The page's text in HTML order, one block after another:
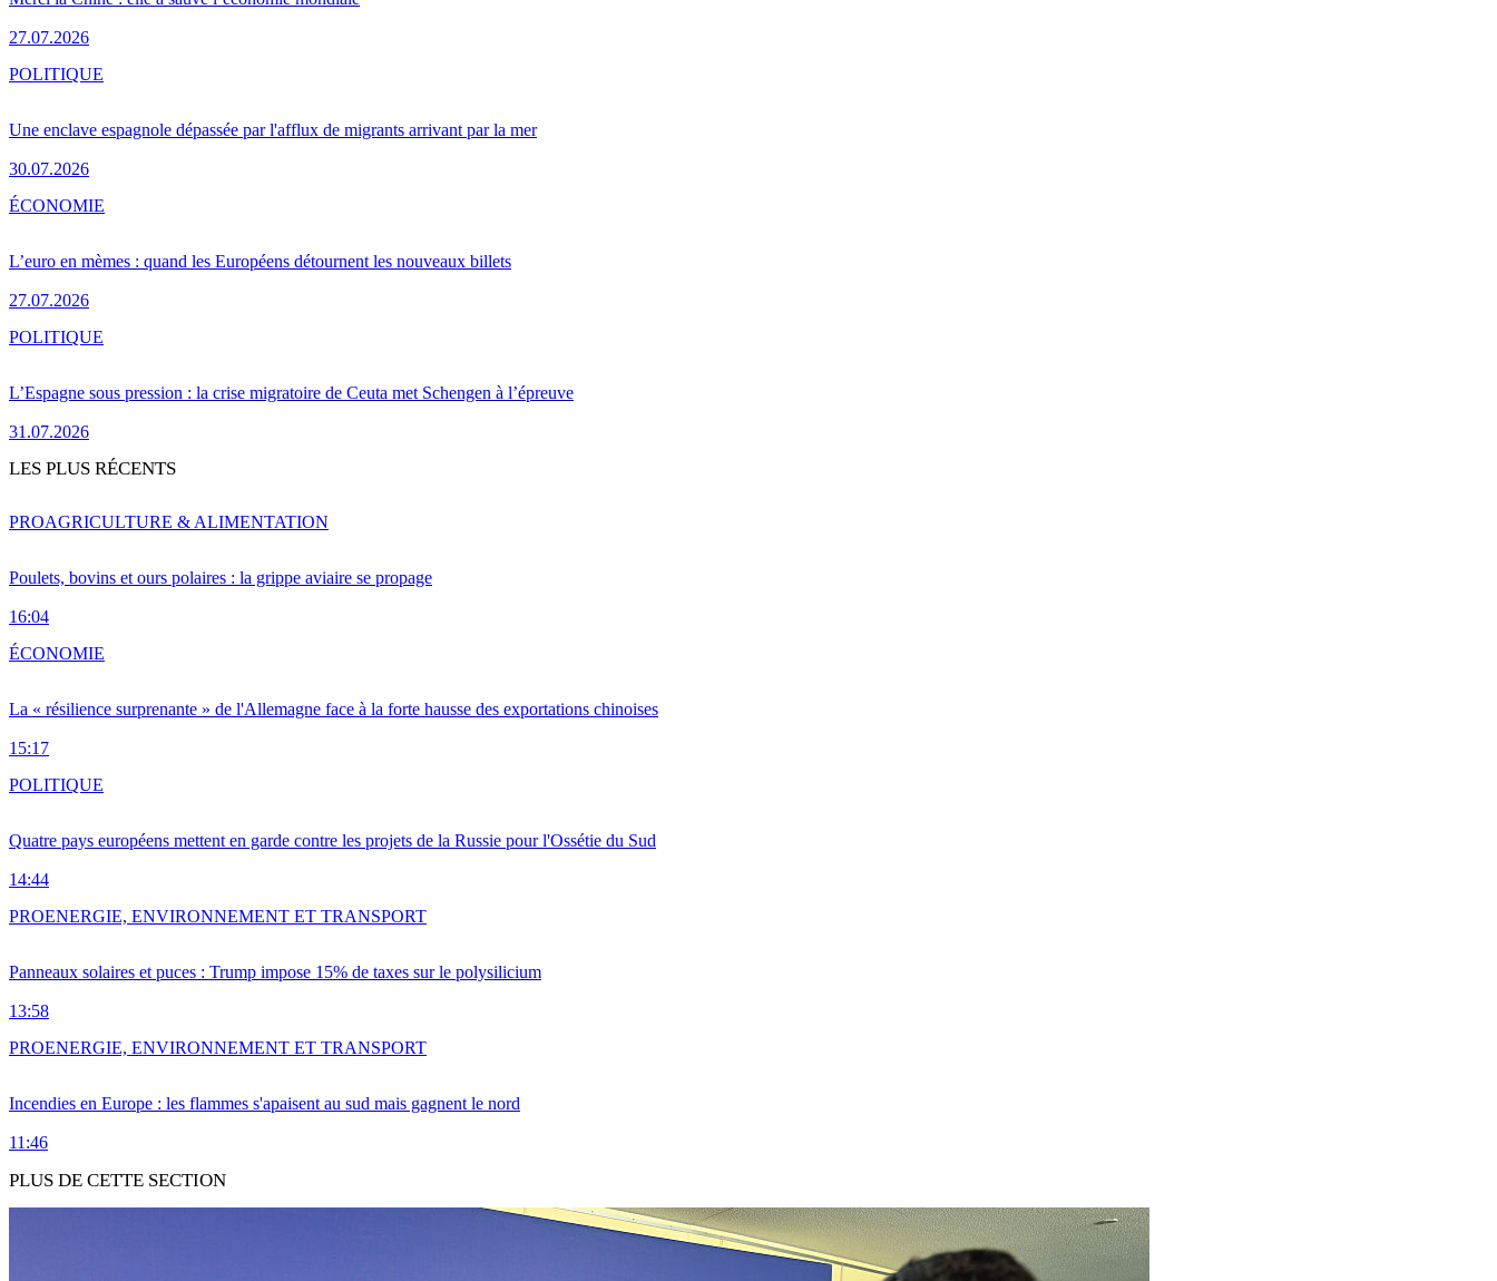
27.07.2026
Une enclave espagnole dépassée par l'afflux de migrants arrivant par la mer
30.07.2026
POLITIQUE
L’euro en mèmes : quand les Européens détournent les nouveaux billets
27.07.2026
ÉCONOMIE
L’Espagne sous pression : la crise migratoire de Ceuta met Schengen à l’épreuve
31.07.2026
POLITIQUE
LES PLUS RÉCENTS
Poulets, bovins et ours polaires : la grippe aviaire se propage
16:04
PROAGRICULTURE & ALIMENTATION
La « résilience surprenante » de l'Allemagne face à la forte hausse des exportations chinoises
15:17
ÉCONOMIE
Quatre pays européens mettent en garde contre les projets de la Russie pour l'Ossétie du Sud
14:44
POLITIQUE
Panneaux solaires et puces : Trump impose 15% de taxes sur le polysilicium
13:58
PROENERGIE, ENVIRONNEMENT ET TRANSPORT
Incendies en Europe : les flammes s'apaisent au sud mais gagnent le nord
11:46
PROENERGIE, ENVIRONNEMENT ET TRANSPORT
PLUS DE CETTE SECTION